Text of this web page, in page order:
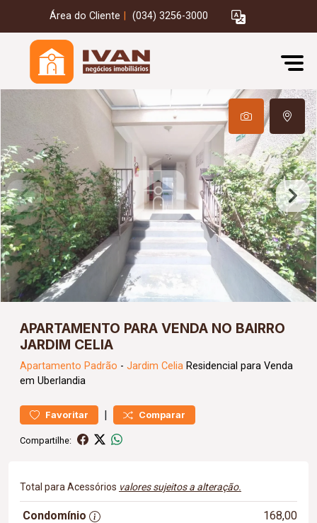
Área do Cliente (034) 3256-3000
APARTAMENTO PARA VENDA NO BAIRRO
JARDIM CELIA
Apartamento Padrão - Jardim Celia Residencial para Venda
em Uberlandia
Favoritar | Comparar
Compartilhe:
Total para Acessórios valores sujeitos a alteração.
Condomínio
168,00